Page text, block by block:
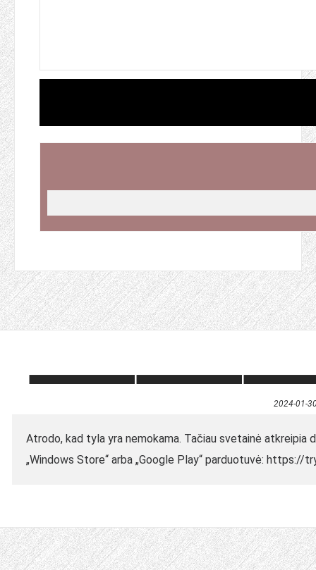
2024-01-
Atrodo, kad tyla yra nemokama. Tačiau svetainė atkreipia
„Windows Store“ arba „Google Play“ parduotuvė: https://